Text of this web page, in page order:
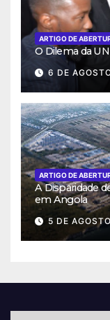
ARTIGO DE
O Dilema da
6 DE
ARTIGO DE
A Disparidade
em Angola
5 DE